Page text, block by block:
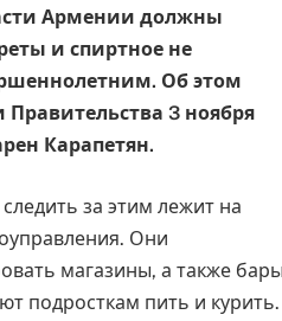
Армении должны
и спиртное не
Об этом
3 ноября
Карапетян.
за этим лежит на
Они
магазины, а также
подросткам пить и